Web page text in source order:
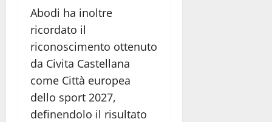
Abodi ha inoltre
ricordato il
riconoscimento ottenuto
da Civita Castellana
come Città europea
dello sport 2027,
definendolo il risultato